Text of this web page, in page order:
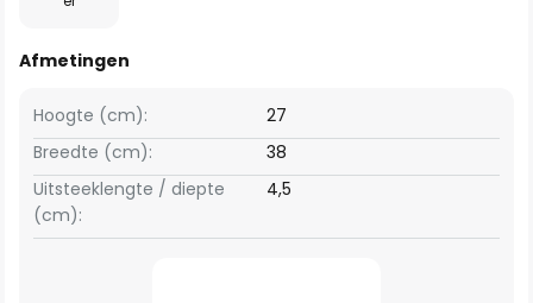
Afmetingen
Breedte (cm): 38
Hoogte (cm): 27
Uitsteeklengte / diepte
(cm):
4,5